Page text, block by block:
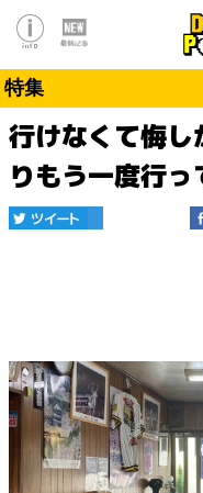
特集
行けなくて悔
りもう一度行っ